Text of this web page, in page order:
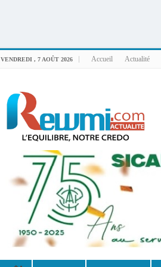
VENDREDI , 7 AOÛT 2026 Accueil Actualité